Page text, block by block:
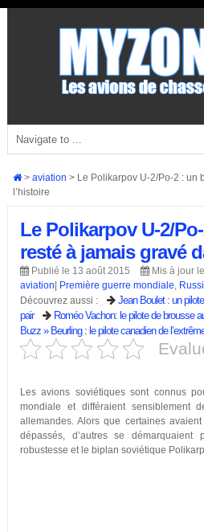
> aviation > Le Polikarpov U-2/Po-2 : un
l’histoire
Le Polikarpov U-2/
resté à jamais gravé
Publié le 13 août 2015
Mis à jour
aviation
Première guerre mondiale,
Découvrez aussi :
Jean Boulet : un
pair
Roméo Vachon: le pilote de brousse
Buzz » Beurling : le pilote canadien de
Les avions soviétiques sont connus
mondiale et différaient sensiblement
allemandes. Alors que certaines
dépassés, d’autres se
robustesse et le biplan soviétique